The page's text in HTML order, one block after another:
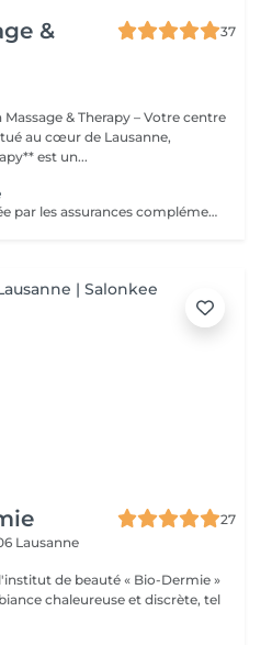
&
37
& Therapy – Votre centre
est un...
ATTENTION: Pas remboursée par les assurances complémentaires La kinésiologie est une méthode holistique qui vise à rétablir l'équilibre physique, émotionnel et énergétique de la personne. Elle se base sur le test musculaire pour identifier les blocages ou les déséquilibres dans le corps, souvent liés au stress ou à des expériences passées. En libérant ces tensions, la kinésiologie aide à améliorer le bien-être global, la gestion des émotions, la concentration et la vitalité. IMPORTANT : Pour que la prestation se déroule au mieux, merci d'indiquer dans la partie "Ajouter une note" (sous "service sélectionné") les raisons et les causes qui vous amènent à réserver ce service avant de confirmer votre rendez-vous. Merci de votre compréhension
27
Lausanne
de beauté « Bio-Dermie »
chaleureuse et discrète, tel